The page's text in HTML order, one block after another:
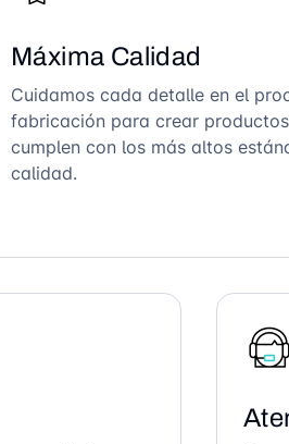
Máxima Calidad
Cuidamos cada detalle en el
fabricación para crear
cumplen con los más altos
calidad.